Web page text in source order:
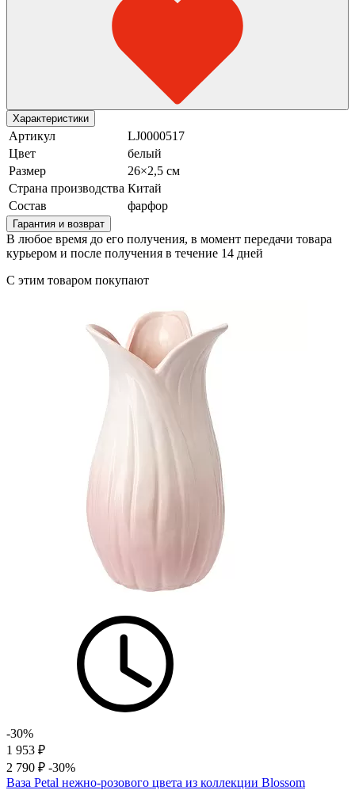
Характеристики
Артикул
LJ0000517
Цвет
белый
Размер
26×2,5 см
Страна производства Китай
Состав
фарфор
Гарантия и возврат
В любое время до его получения, в момент передачи товара
курьером и после получения в течение 14 дней
С этим товаром покупают
-30%
1 953 ₽
2 790 ₽ -30%
Ваза Petal нежно-розового цвета из коллекции Blossom